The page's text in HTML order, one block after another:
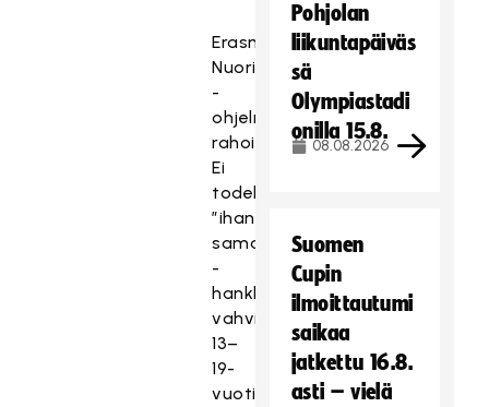
Erasmus+
Nuoriso
-
ohjelman
rahoittamassa
Ei
todellakaan
”ihan
sama”
-
hankkeessa
vahvistetaan
13–
19-
vuotiaiden
Pohjolan
liikuntapäiväs
sä
Olympiastadi
onilla 15.8.
08.08.2026
Suomen
Cupin
ilmoittautumi
saikaa
jatkettu 16.8.
asti – vielä